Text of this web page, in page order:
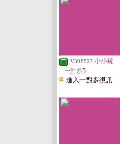
V308827 小小臻
一對多5
進入一對多視訊